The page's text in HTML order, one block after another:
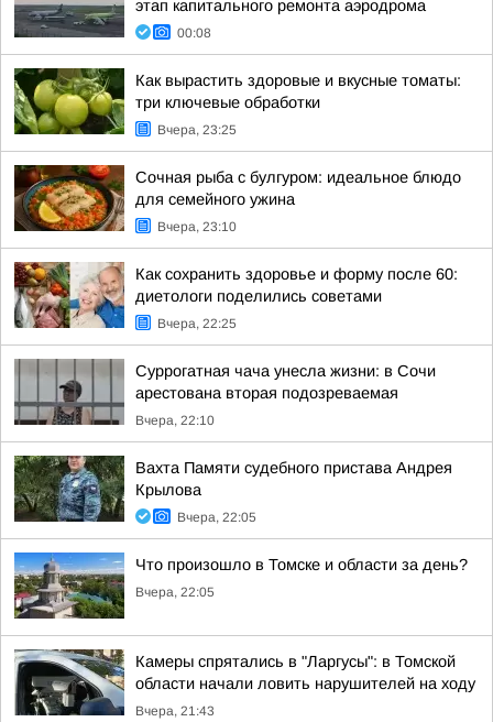
этап капитального ремонта аэродрома
00:08
Как вырастить здоровые и вкусные томаты:
три ключевые обработки
Вчера, 23:25
Сочная рыба с булгуром: идеальное блюдо
для семейного ужина
Вчера, 23:10
Как сохранить здоровье и форму после 60:
диетологи поделились советами
Вчера, 22:25
Суррогатная чача унесла жизни: в Сочи
арестована вторая подозреваемая
Вчера, 22:10
Вахта Памяти судебного пристава Андрея
Крылова
Вчера, 22:05
Что произошло в Томске и области за день?
Вчера, 22:05
Камеры спрятались в "Ларгусы": в Томской
области начали ловить нарушителей на ходу
Вчера, 21:43